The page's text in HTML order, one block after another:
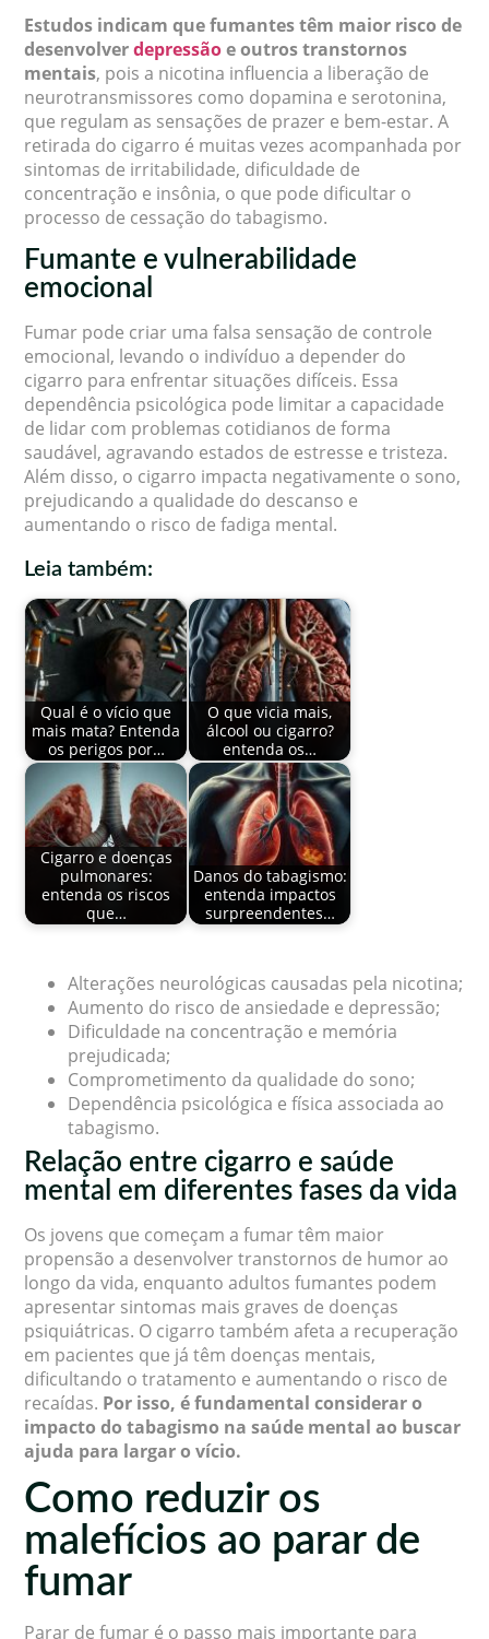
Estudos indicam que fumantes têm maior risco de
desenvolverdepressãoe outros transtornos
mentais, pois a nicotina influencia a liberação de
neurotransmissores como dopamina e serotonina,
que regulam as sensações de prazer e bem-estar. A
retirada do cigarro é muitas vezes acompanhada por
sintomas de irritabilidade, dificuldade de
concentração e insônia, o que pode dificultar o
processo de cessação do tabagismo.
Fumante e vulnerabilidade
emocional
Fumar pode criar uma falsa sensação de controle
emocional, levando o indivíduo a depender do
cigarro para enfrentar situações difíceis. Essa
dependência psicológica pode limitar a capacidade
de lidar com problemas cotidianos de forma
saudável, agravando estados de estresse e tristeza.
Além disso, o cigarro impacta negativamente o sono,
prejudicando a qualidade do descanso e
aumentando o risco de fadiga mental.
Leia também:
Qual é o vício que
mais mata? Entenda
os perigos por…
O que vicia mais,
álcool ou cigarro?
entenda os…
Cigarro e doenças
pulmonares:
entenda os riscos
que…
Danos do tabagismo:
entenda impactos
surpreendentes…
Alterações neurológicas causadas pela nicotina;
Aumento do risco de ansiedade e depressão;
Dificuldade na concentração e memória
prejudicada;
Comprometimento da qualidade do sono;
Dependência psicológica e física associada ao
tabagismo.
Relação entre cigarro e saúde
mental em diferentes fases da vida
Os jovens que começam a fumar têm maior
propensão a desenvolver transtornos de humor ao
longo da vida, enquanto adultos fumantes podem
apresentar sintomas mais graves de doenças
psiquiátricas. O cigarro também afeta a recuperação
em pacientes que já têm doenças mentais,
dificultando o tratamento e aumentando o risco de
recaídas. Por isso, é fundamental considerar o
impacto do tabagismo na saúde mental ao buscar
ajuda para largar o vício.
Como reduzir os
malefícios ao parar de
fumar
Parar de fumar é o passo mais importante para